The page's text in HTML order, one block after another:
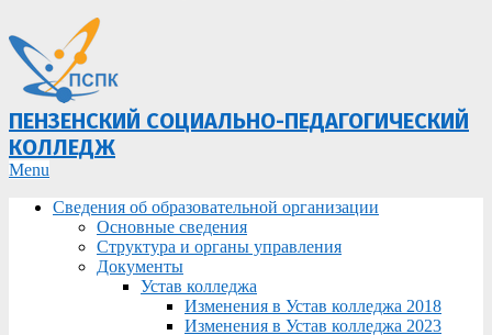
ПЕНЗЕНСКИЙ СОЦИАЛЬНО-ПЕДАГОГИЧЕСКИЙ
КОЛЛЕДЖ
Primary
Menu
Menu
Сведения об образовательной организации
Основные сведения
Структура и органы управления
Документы
Устав колледжа
Изменения в Устав колледжа 2018
Изменения в Устав колледжа 2023